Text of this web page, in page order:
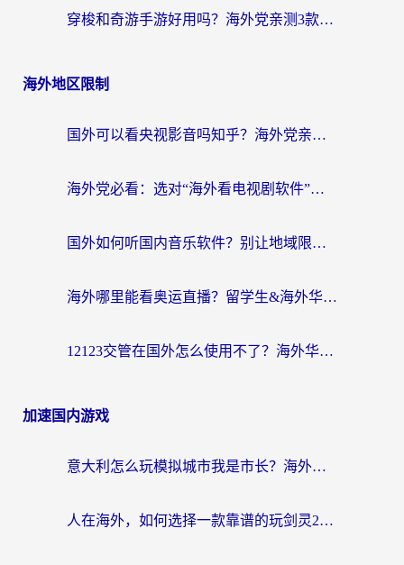
穿梭和奇游手游好用吗？海外党亲测3款回国加速器，附蜜蜂加速器七天试用攻略
海外地区限制
国外可以看央视影音吗知乎？海外党亲测有效的回国加速方案
海外党必看：选对“海外看电视剧软件”，再也不用愁国内剧刷不了
国外如何听国内音乐软件？别让地域限制，断了你的中文歌单
海外哪里能看奥运直播？留学生&海外华人必看的体育赛事观赛终极指南
12123交管在国外怎么使用不了？海外华人必看的无缝访问国内资源指南
加速国内游戏
意大利怎么玩模拟城市我是市长？海外党国服游戏加速终极攻略（附三国3量子特攻解决办法）
人在海外，如何选择一款靠谱的玩剑灵2加速器？